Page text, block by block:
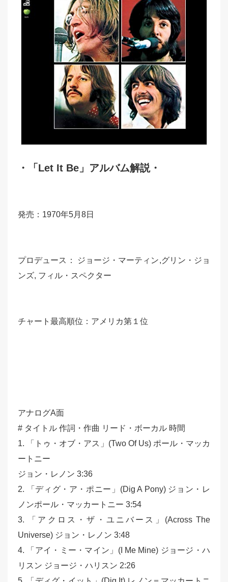
・ 「 Let It Be 」アルバム解説・
発売：1970年5月8日
プロデュース： ジョージ・マーティン,グリン・ジョ
ンズ, フィル・スペクター
チャート最高順位：アメリカ第１位
アナログA面
# タイトル 作詞・作曲 リード・ボーカル 時間
1. 「トゥ・オブ・アス」(Two Of Us) ポール・マッカ
ートニー
ジョン・レノン 3:36
2. 「ディグ・ア・ポニー」(Dig A Pony) ジョン・レ
ノンポール・マッカートニー 3:54
3. 「アクロス・ザ・ユニバース」(Across The
Universe) ジョン・レノン 3:48
4. 「アイ・ミー・マイン」(I Me Mine) ジョージ・ハ
リスン ジョージ・ハリスン 2:26